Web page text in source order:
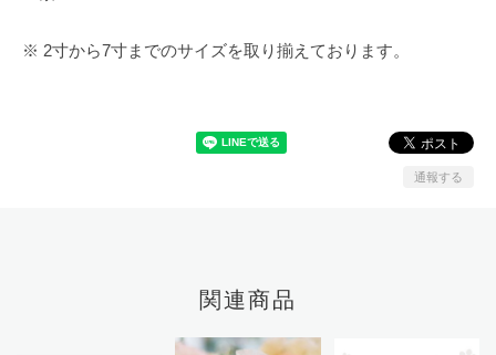
※ 2寸から7寸までのサイズを取り揃えております。
通報する
関連商品